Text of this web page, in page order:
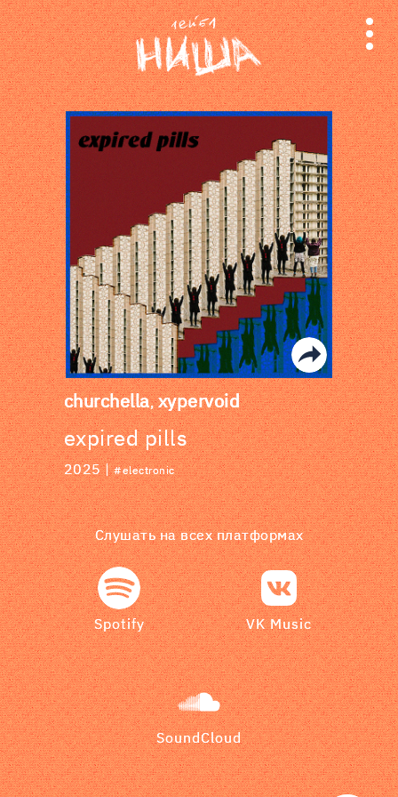
релизы
лейбл
поиск
churchella, xypervoid
expired pills
2025 |#electronic
Слушать на всех платформах
Spotify VK Music
SoundCloud